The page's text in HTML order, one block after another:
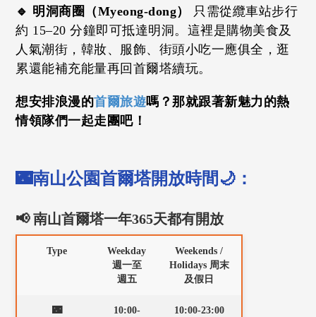
🔹 明洞商圈（Myeong-dong）
只需從纜車站步行
約 15–20 分鐘即可抵達明洞。這裡是購物美食及
人氣潮街，韓妝、服飾、街頭小吃一應俱全，逛
累還能補充能量再回首爾塔續玩。
想安排浪漫的首爾旅遊嗎？那就跟著新魅力的熱
情領隊們一起走團吧！
🌃南山公園首爾塔開放時間🌙：
📢 南山首爾塔一年365天都有開放
Type
Weekday
週一至
週五
Weekends /
Holidays 周末
及假日
🌃
10:00-
10:00-23:00